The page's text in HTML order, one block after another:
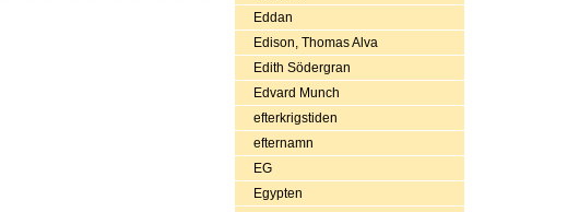
Eddan
Edison, Thomas Alva
Edith Södergran
Edvard Munch
efterkrigstiden
efternamn
EG
Egypten